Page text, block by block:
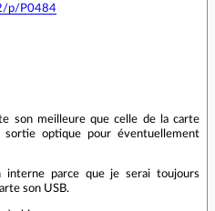
p/P0484
son meilleure que celle de la carte
optique pour éventuellement
parce que je serai toujours
son USB.